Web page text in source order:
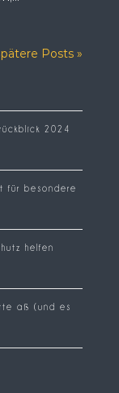
Posts »
2024
für besondere
helfen
aß (und es